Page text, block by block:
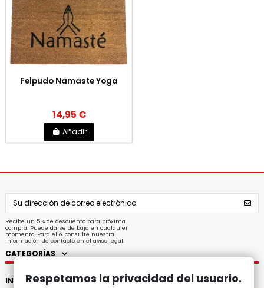
Felpudo Namaste Yoga
14,95 €
Añadir
Recibe un 5% de descuento para próxima
compra. Puede darse de baja en cualquier
momento. Para ello, consulte nuestra
información de contacto en el aviso legal.
CATEGORÍAS
INFORMACIÓN
Respetamos la privacidad del usuario.